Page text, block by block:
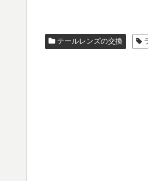
テールレンズの交換